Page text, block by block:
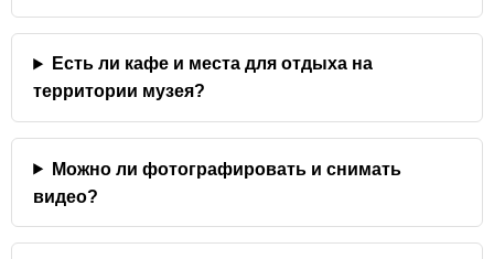
Есть ли кафе и места для отдыха на
территории музея?
Можно ли фотографировать и снимать
видео?